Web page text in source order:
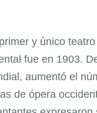
y único
fue en 1903.
aumentó el
de ópera